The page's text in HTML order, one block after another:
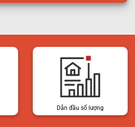
Dẫn đầu số lượng